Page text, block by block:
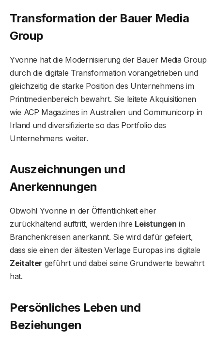
Transformation der Bauer Media
Group
Yvonne hat die Modernisierung der Bauer Media Group
durch die digitale Transformation vorangetrieben und
gleichzeitig die starke Position des Unternehmens im
Printmedienbereich bewahrt. Sie leitete Akquisitionen
wie ACP Magazines in Australien und Communicorp in
Irland und diversifizierte so das Portfolio des
Unternehmens weiter.
Auszeichnungen und
Anerkennungen
Obwohl Yvonne in der Öffentlichkeit eher
zurückhaltend auftritt, werden ihre Leistungen in
Branchenkreisen anerkannt. Sie wird dafür gefeiert,
dass sie einen der ältesten Verlage Europas ins digitale
Zeitalter geführt und dabei seine Grundwerte bewahrt
hat.
Persönliches Leben und
Beziehungen